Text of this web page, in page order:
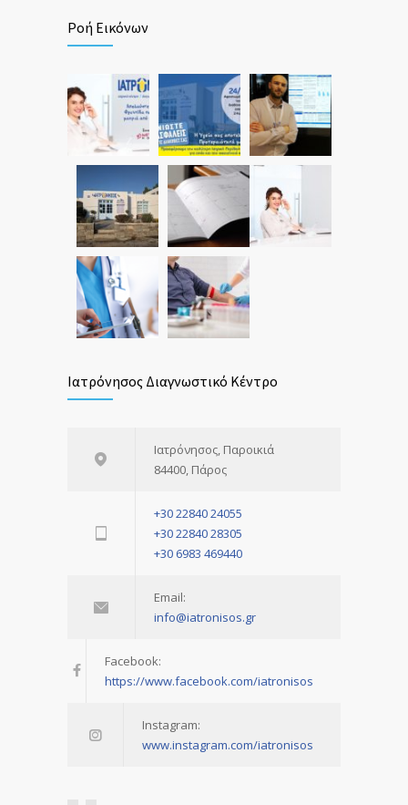
Ροή Εικόνων
Ιατρόνησος Διαγνωστικό Κέντρο
Ιατρόνησος, Παροικιά
84400, Πάρος
+30 22840 24055
+30 22840 28305
+30 6983 469440
Email:
info@iatronisos.gr
Facebook:
https://www.facebook.com/iatronisos
Instagram:
www.instagram.com/iatronisos